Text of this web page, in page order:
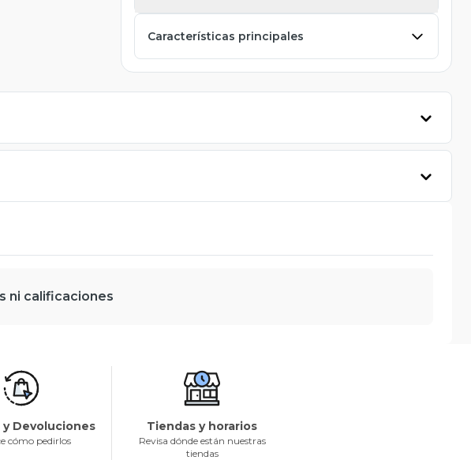
Características principales
ni calificaciones
y Devoluciones
cómo pedirlos
Tiendas y horarios
Revisa dónde están nuestras
tiendas